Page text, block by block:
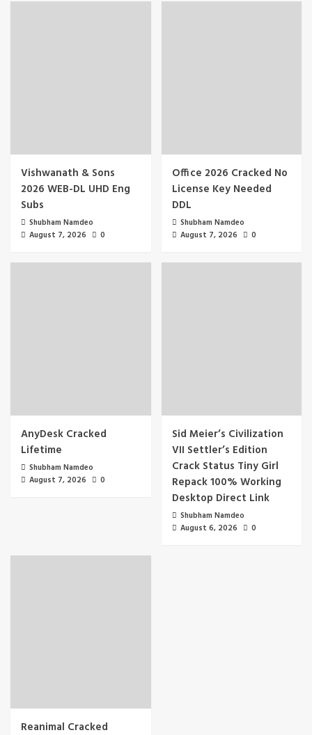
Vishwanath & Sons
2026 WEB-DL UHD Eng
Subs
Shubham Namdeo
August 7, 2026
0
Office 2026 Cracked No
License Key Needed
DDL
Shubham Namdeo
August 7, 2026
0
AnyDesk Cracked
Lifetime
Shubham Namdeo
August 7, 2026
0
Sid Meier’s Civilization
VII Settler’s Edition
Crack Status Tiny Girl
Repack 100% Working
Desktop Direct Link
Shubham Namdeo
August 6, 2026
0
Reanimal Cracked